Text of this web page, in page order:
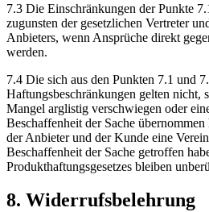
7.3 Die Einschränkungen der Punkte
zugunsten der gesetzlichen Vertreter
Anbieters, wenn Ansprüche direkt
werden.
7.4 Die sich aus den Punkten 7.1 und
Haftungsbeschränkungen gelten nicht,
Mangel arglistig verschwiegen oder
Beschaffenheit der Sache
der Anbieter und der Kunde eine
Beschaffenheit der Sache getroffen
Produkthaftungsgesetzes bleiben
8. Widerrufsbelehrung